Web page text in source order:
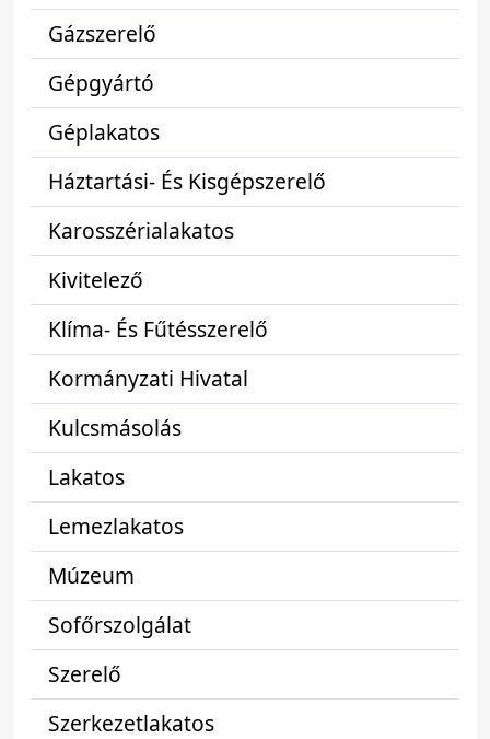
Gázszerelő
Gépgyártó
Géplakatos
Háztartási- És Kisgépszerelő
Karosszérialakatos
Kivitelező
Klíma- És Fűtésszerelő
Kormányzati Hivatal
Kulcsmásolás
Lakatos
Lemezlakatos
Múzeum
Sofőrszolgálat
Szerelő
Szerkezetlakatos